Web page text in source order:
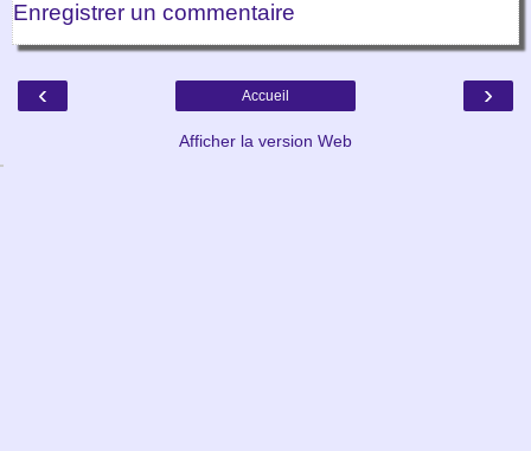
Enregistrer un commentaire
‹ ›
Accueil
Afficher la version Web